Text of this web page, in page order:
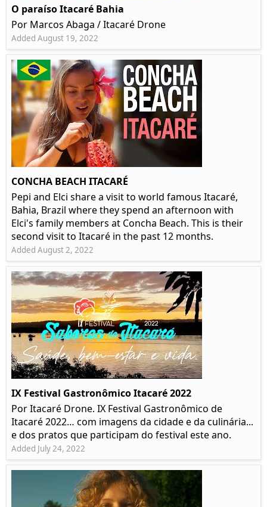
O paraíso Itacaré Bahia
Por Marcos Abaga / Itacaré Drone
Added August 19, 2022
CONCHA BEACH ITACARÉ
Pepi and Elci share a visit to world famous Itacaré,
Bahia, Brazil where they spend an afternoon with
Elci's family members at Concha Beach. This is their
second visit to Itacaré in the past 12 months.
Added August 2, 2022
IX Festival Gastronômico Itacaré 2022
Por Itacaré Drone. IX Festival Gastronômico de
Itacaré 2022… com imagens da cidade e da culinária...
e dos pratos que participam do festival este ano.
Added July 24, 2022